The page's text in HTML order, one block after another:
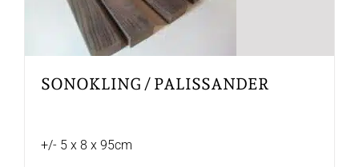
SONOKLING / PALISSANDER
+/- 5 x 8 x 95cm